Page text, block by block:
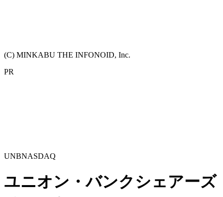
(C) MINKABU THE INFONOID, Inc.
PR
UNBNASDAQ
ユニオン・バンクシェアーズ